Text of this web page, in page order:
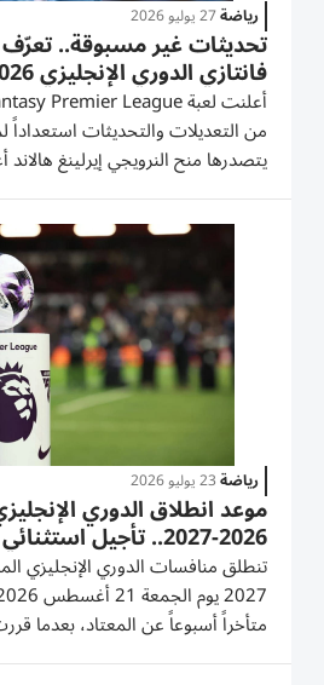
رياضة27 يوليو 2026
تحديثات غير مسبوقة.. تعرّف
فانتازي الدوري الإنجليزي 2026-2027
يتصدرها منح النرويجي إيرلينغ
اللعبة، إلى جانب إدخال مزايا
تجربة أكثر تفاعلاً ودقة. هالاند
مهاجم مانشستر سيتي...
رياضة23 يوليو 2026
موعد انطلاق الدوري
2026-2027.. تأجيل استثنائي بعد كأس العالم
متأخراً أسبوعاً عن المعتاد، بعدما
الإنجليزي تعديل روزنامة المسابقة